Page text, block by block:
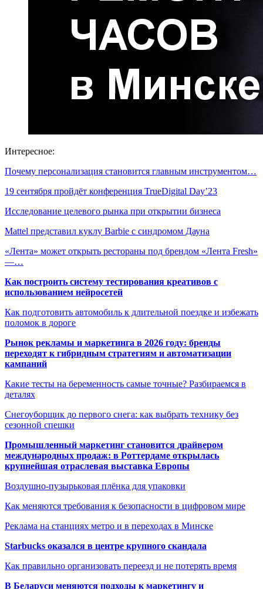
Интересное:
Почему персонализация становится главным инструментом…
19 сентября пройдёт конференция TrueDigital Day’23
Исследование целевого рынка при открытии бизнеса
Mattel представил куклу Barbie с синдромом Дауна
«Лента» может открыть рестораны под брендом «Лента Fresh»
—…
Как построить систему тестирования креативов с
использованием нейросетей
Как подготовить автомобиль к длительной поездке и избежать
поломок в дороге
Рынок рекламы и маркетинга в 2026 году: бренды
переходят к гибридным стратегиям и автоматизации
кампаний
Какие тесты на беременность самые точные? Разбираемся в
деталях
Снегоуборщик до первого снега: как выбрать технику без
сезонной спешки
Промышленный маркетинг становится драйвером
международных продаж: в Роттердаме открылась
крупнейшая отраслевая выставка Европы
Воздушно-пузырьковая плёнка для упаковки
Как меняются требования к безопасности в цифровом мире
Реклама на станциях метро и в переходах в Минске
Starbucks оказался в центре крупного скандала
Как правильно организовать переезд и не потерять время
В Беларуси меняются подходы к маркетингу и